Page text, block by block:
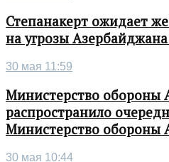
Степанакерт ожидает
на угрозы
30 мая 11:59
Министерство обороны
распространило
Министерство обороны
30 мая 10:44